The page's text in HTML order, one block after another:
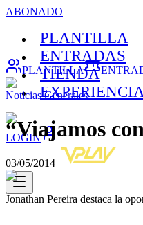
ABONADO
PLANTILLA
ENTRADAS
TIENDA
LOGIN
PLANTILLA
Noticias Generales
“Viajamos
03/05/2014
Jonathan Pereira destaca la